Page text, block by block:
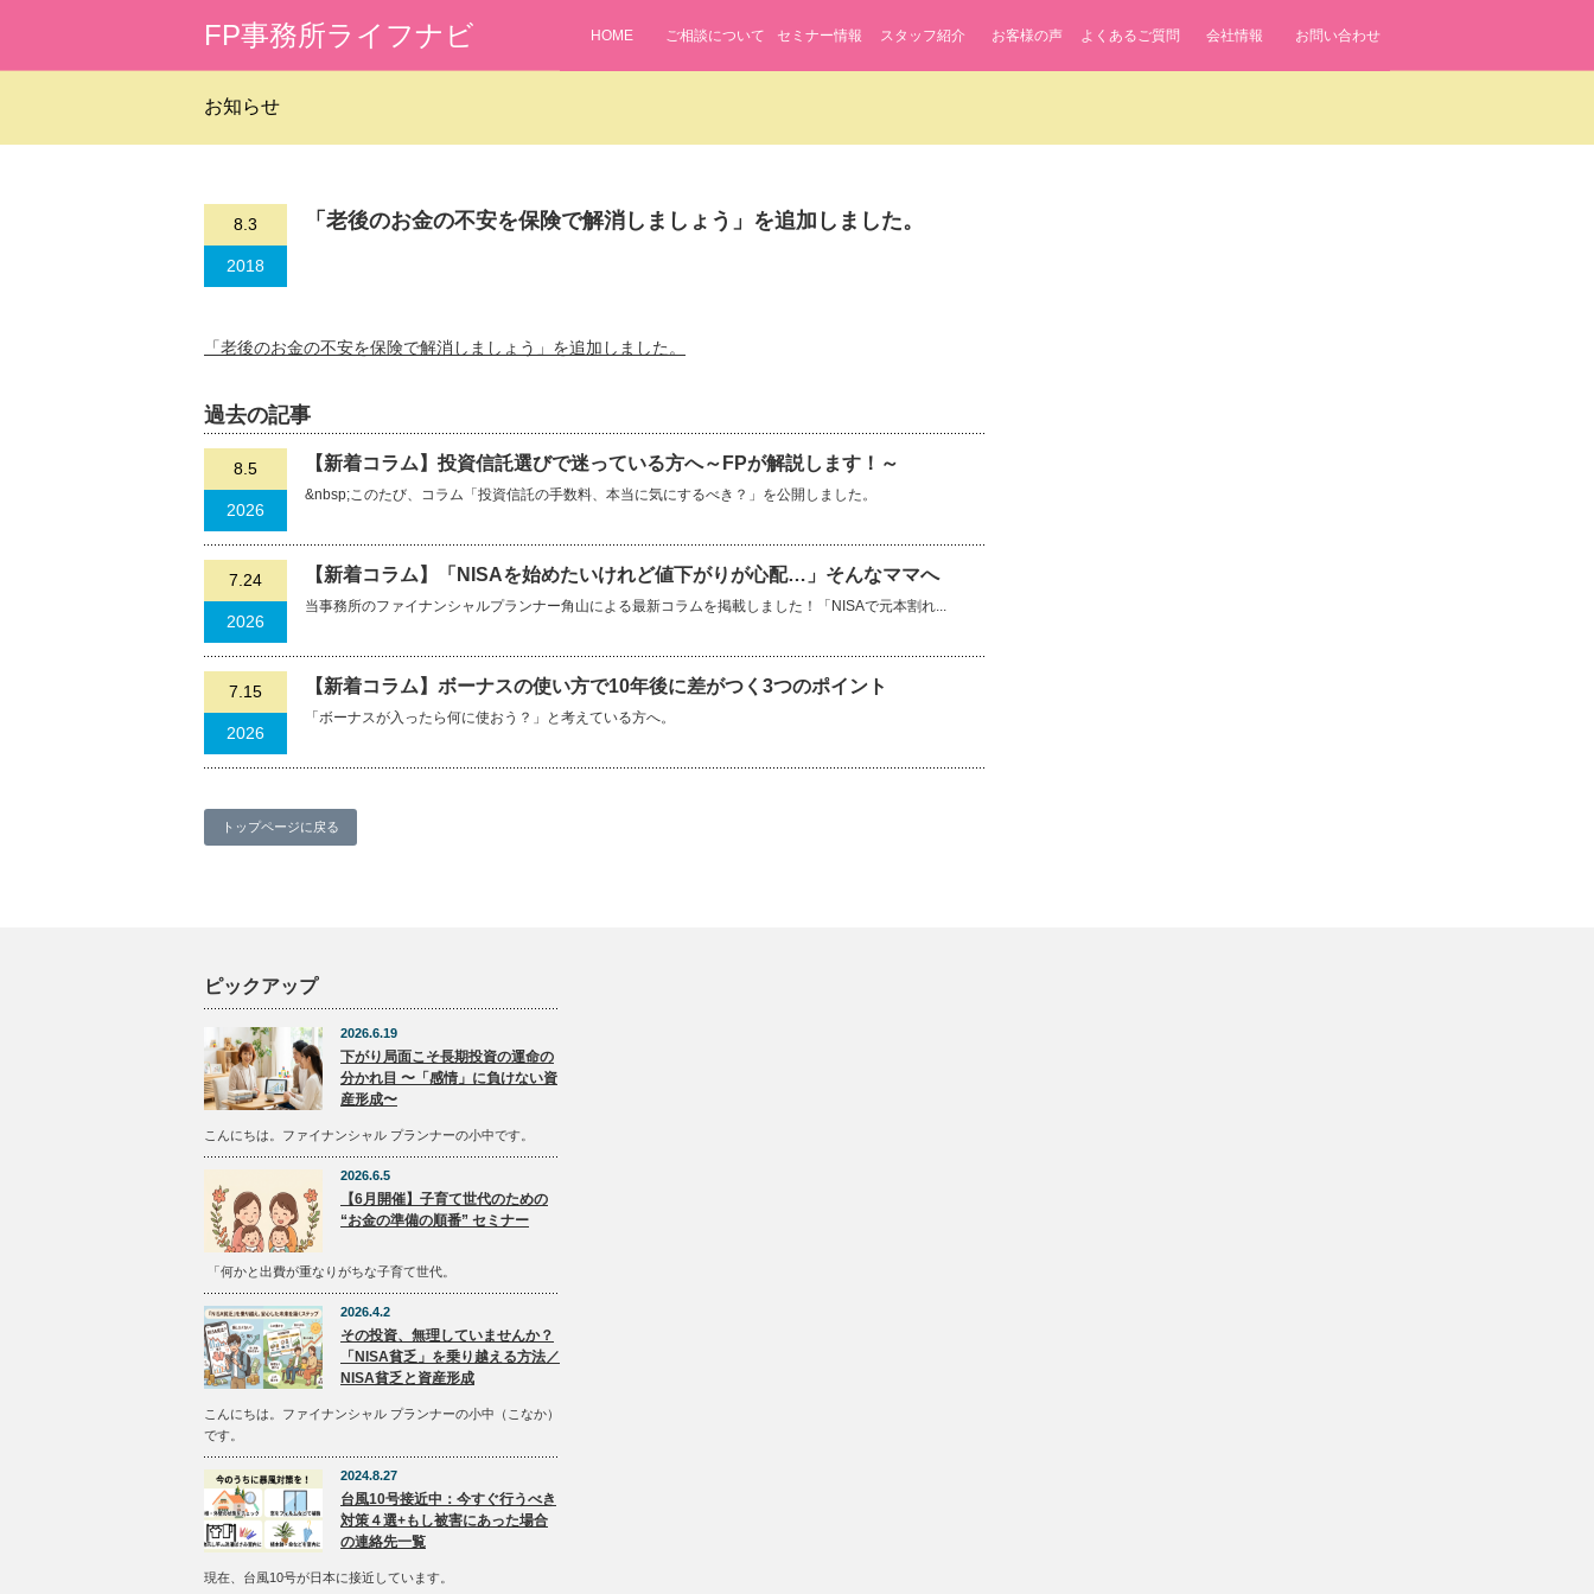
FP事務所ライフナビ HOME ご相談について セミナー情報 スタッフ紹介 お客様の声 よくあるご質問 会社情報 お問い合わせ
お知らせ
8.3
2018
「老後のお金の不安を保険で解消しましょう」を追加しました。
「老後のお金の不安を保険で解消しましょう」を追加しました。
過去の記事
8.5
2026
【新着コラム】投資信託選びで迷っている方へ～FPが解説します！～
&nbsp;このたび、コラム「投資信託の手数料、本当に気にするべき？」を公開しました。
7.24
2026
【新着コラム】「NISAを始めたいけれど値下がりが心配…」そんなママへ
当事務所のファイナンシャルプランナー角山による最新コラムを掲載しました！「NISAで元本割れ...
7.15
2026
【新着コラム】ボーナスの使い方で10年後に差がつく3つのポイント
「ボーナスが入ったら何に使おう？」と考えている方へ。
トップページに戻る
ピックアップ
2026.6.19
下がり局面こそ長期投資の運命の
分かれ目 〜「感情」に負けない資
産形成〜
こんにちは。ファイナンシャル プランナーの小中です。
2026.6.5
【6月開催】子育て世代のための
“お金の準備の順番” セミナー
「何かと出費が重なりがちな子育て世代。
2026.4.2
その投資、無理していませんか？
「NISA貧乏」を乗り越える方法／
NISA貧乏と資産形成
こんにちは。ファイナンシャル プランナーの小中（こなか）
です。
2024.8.27
台風10号接近中：今すぐ行うべき
対策４選+もし被害にあった場合
の連絡先一覧
現在、台風10号が日本に接近しています。